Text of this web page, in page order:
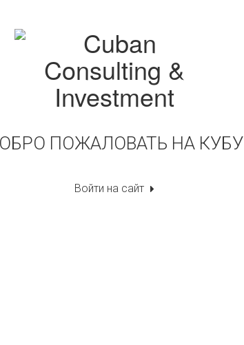
ПОЖАЛОВАТЬ НА КУБУ
Войти на сайт